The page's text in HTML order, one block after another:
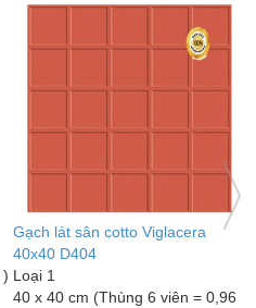
Gạch lát sân tráng men Mikado
GLM4040MX
Loại 1
40 x 40 cm (Thùng 6 viên = 0,96